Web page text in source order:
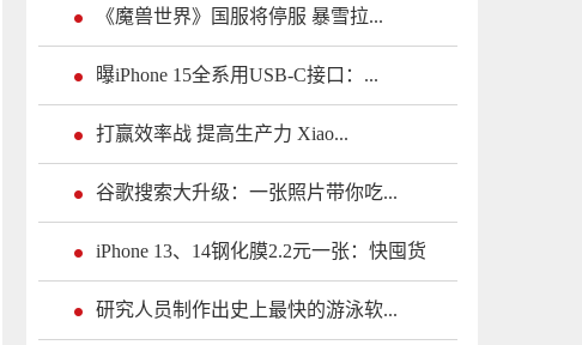
《魔兽世界》国服将停服 暴雪拉...
曝iPhone 15全系用USB-C接口：...
打赢效率战 提高生产力 Xiao...
谷歌搜索大升级：一张照片带你吃...
iPhone 13、14钢化膜2.2元一张：快囤货
研究人员制作出史上最快的游泳软...